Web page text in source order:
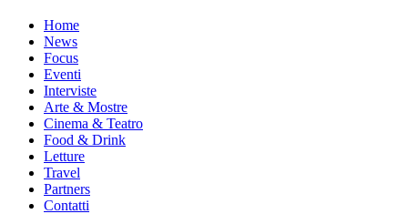
Home
News
Focus
Eventi
Interviste
Arte & Mostre
Cinema & Teatro
Food & Drink
Letture
Travel
Partners
Contatti